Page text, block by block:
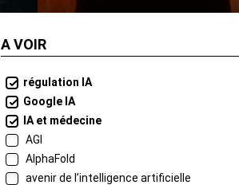
A VOIR
régulation IA
Google IA
IA et médecine
AGI
AlphaFold
avenir de l’intelligence artificielle